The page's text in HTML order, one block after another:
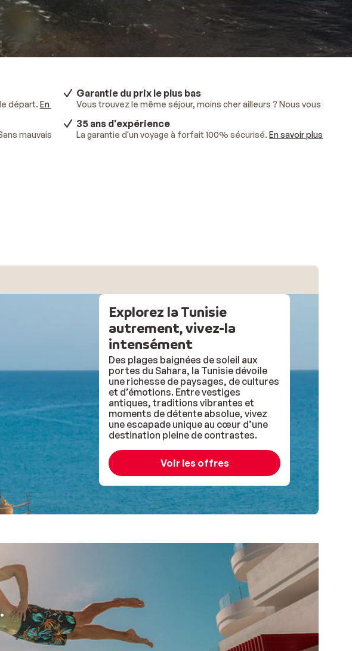
départ. En savoir plus.
Garantie du prix le plus bas
Vous trouvez le même séjour, moins cher ailleurs ? Nous vous
mauvaises surprises.En savoir plus.
35 ans d'expérience
La garantie d'un voyage à forfait 100% sécurisé.En savoir plus
Explorez la Tunisie
autrement, vivez-la
intensément
Des plages baignées de soleil aux
portes du Sahara, la Tunisie dévoile
une richesse de paysages, de cultures
et d’émotions. Entre vestiges
antiques, traditions vibrantes et
moments de détente absolue, vivez
une escapade unique au cœur d’une
destination pleine de contrastes.
Voir les offres